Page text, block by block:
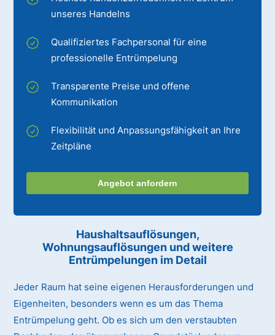
unseres Handelns
Qualifiziertes Fachpersonal für eine
professionelle Entrümpelung
Transparente Preise und offene
Kommunikation
Flexibilität und Anpassungsfähigkeit an Ihre
Zeitpläne
Angebot anfordern
Haushaltsauflösungen,
Wohnungsauflösungen und weitere
Entrümpelungen im Detail
Jeder Raum hat seine eigenen Herausforderungen und
Eigenheiten, besonders wenn es um das Thema
Entrümpelung geht. Ob es sich um den verstaubten